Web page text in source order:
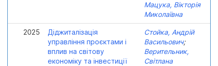
Мацука, Вікторія
Миколаївна
2025
Діджиталізація
управління проєктами і
вплив на світову
економіку та інвестиції
Стойка, Андрій
Васильович;
Верительник,
Світлана